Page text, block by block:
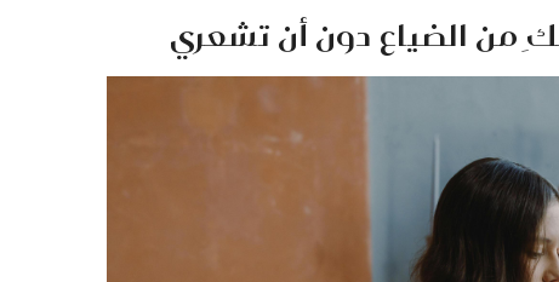
من الضياع دون أن تشعري